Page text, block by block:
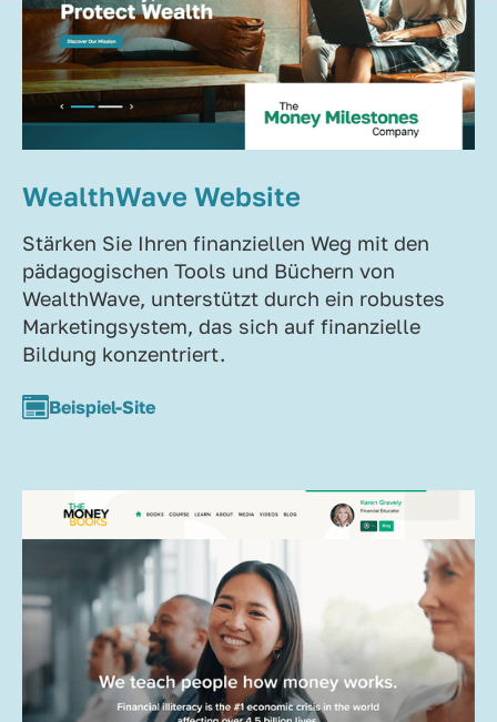
WealthWave Website
Stärken Sie Ihren finanziellen Weg mit den
pädagogischen Tools und Büchern von
WealthWave, unterstützt durch ein robustes
Marketingsystem, das sich auf finanzielle
Bildung konzentriert.
Beispiel-Site